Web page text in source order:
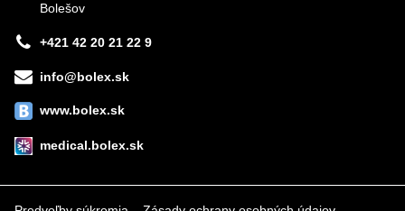
Bolešov
+421 42 20 21 22 9
info@bolex.sk
www.bolex.sk
medical.bolex.sk